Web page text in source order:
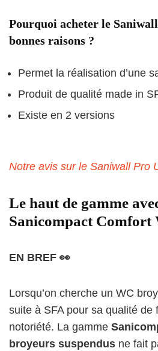
Pourquoi acheter le
bonnes raisons ?
Permet la réalisation d’une
Produit de qualité made in
Existe en 2 versions
Notre avis sur le Saniwall Pro
Le haut de gamme
Sanicompact Comfort
EN BREF 👀
Lorsqu’on cherche un WC
suite à SFA pour sa qualité de
notoriété. La gamme
broyeurs suspendus ne fait